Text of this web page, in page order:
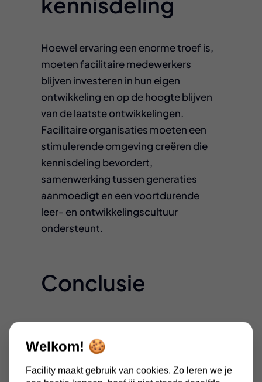
Hoewel ervaring een enorme troef is,
moeten facilitaire medewerkers
blijven investeren in hun eigen
ontwikkeling en op de hoogte blijven
van de laatste ontwikkelingen.
Facilitaire organisaties moeten een
stimulerende omgeving creëren die
kennisdeling bevordert,
samenwerking tussen generaties
aanmoedigt en een voortdurende
leer- en ontwikkelingscultuur
ondersteunt.
Conclusie
Dus, samengevat is het vinden van de
perfecte mix tussen nieuw talent en
doorgewinterde professionals
essentieel voor het floreren van een
Welkom! 🍪
Facility maakt gebruik van cookies. Zo leren we je